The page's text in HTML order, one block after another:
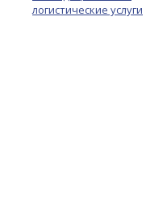
логистические услуги